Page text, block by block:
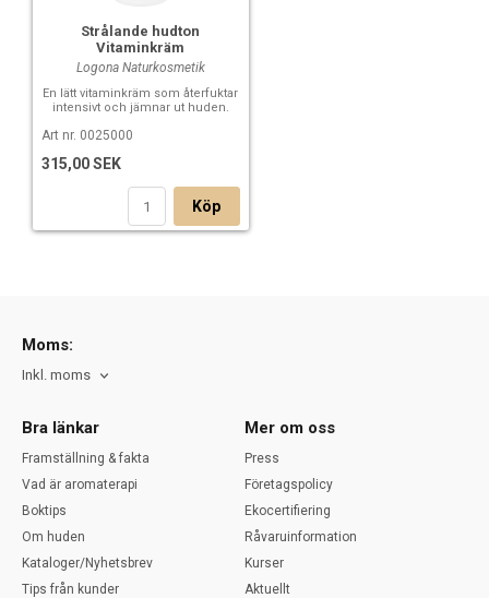
Strålande hudton
Vitaminkräm
Logona Naturkosmetik
En lätt vitaminkräm som återfuktar
intensivt och jämnar ut huden.
Art nr. 0025000
315,00 SEK
Köp
Moms:
Inkl. moms
Bra länkar
Framställning & fakta
Vad är aromaterapi
Boktips
Om huden
Kataloger/Nyhetsbrev
Tips från kunder
Mer om oss
Press
Företagspolicy
Ekocertifiering
Råvaruinformation
Kurser
Aktuellt